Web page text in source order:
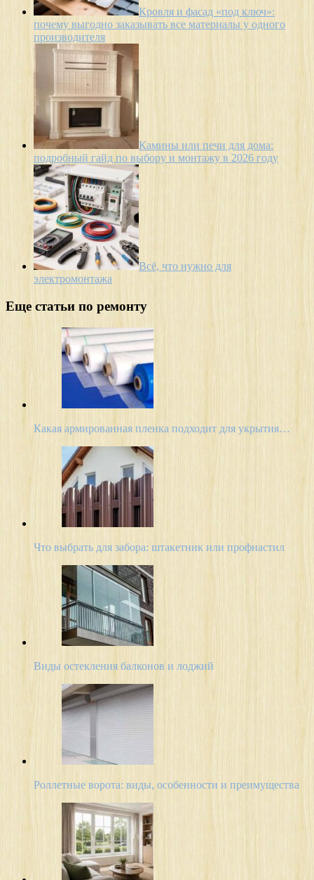
Кровля и фасад «под ключ»:
почему выгодно заказывать все материалы у одного
производителя
Камины или печи для дома:
подробный гайд по выбору и монтажу в 2026 году
Всё, что нужно для
электромонтажа
Еще статьи по ремонту
Какая армированная пленка подходит для укрытия…
Что выбрать для забора: штакетник или профнастил
Виды остекления балконов и лоджий
Роллетные ворота: виды, особенности и преимущества